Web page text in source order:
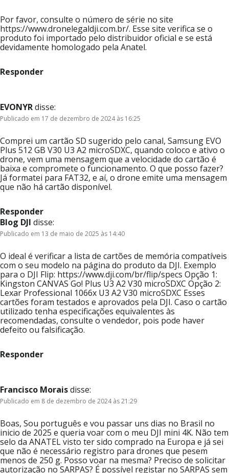
Por favor, consulte o número de série no site
https://www.dronelegaldji.com.br/. Esse site verifica se o
produto foi importado pelo distribuidor oficial e se está
devidamente homologado pela Anatel.
Responder
EVONYRdisse:
Publicado em 17 de dezembro de 2024 às 16:25
Comprei um cartão SD sugerido pelo canal, Samsung EVO
Plus 512 GB V30 U3 A2 microSDXC, quando coloco e ativo o
drone, vem uma mensagem que a velocidade do cartão é
baixa e compromete o funcionamento. O que posso fazer?
Já formatei para FAT32, e aí, o drone emite uma mensagem
que não há cartão disponível.
Responder
Blog DJI disse:
Publicado em 13 de maio de 2025 às 14:40
O ideal é verificar a lista de cartões de memória compatíveis
com o seu modelo na página do produto da DJI. Exemplo
para o DJI Flip: https://www.dji.com/br/flip/specs Opção 1:
Kingston CANVAS Go! Plus U3 A2 V30 microSDXC Opção 2:
Lexar Professional 1066x U3 A2 V30 microSDXC Esses
cartões foram testados e aprovados pela DJI. Caso o cartão
utilizado tenha especificações equivalentes às
recomendadas, consulte o vendedor, pois pode haver
defeito ou falsificação.
Responder
Francisco Moraisdisse:
Publicado em 8 de dezembro de 2024 às 21:29
Boas, Sou português e vou passar uns dias no Brasil no
inicio de 2025 e queria voar com o meu DJI mini 4K. Não tem
selo da ANATEL visto ter sido comprado na Europa e já sei
que não é necessário registro para drones que pesem
menos de 250 g. Posso voar na mesma? Preciso de solicitar
autorização no SARPAS? É possível registar no SARPAS sem